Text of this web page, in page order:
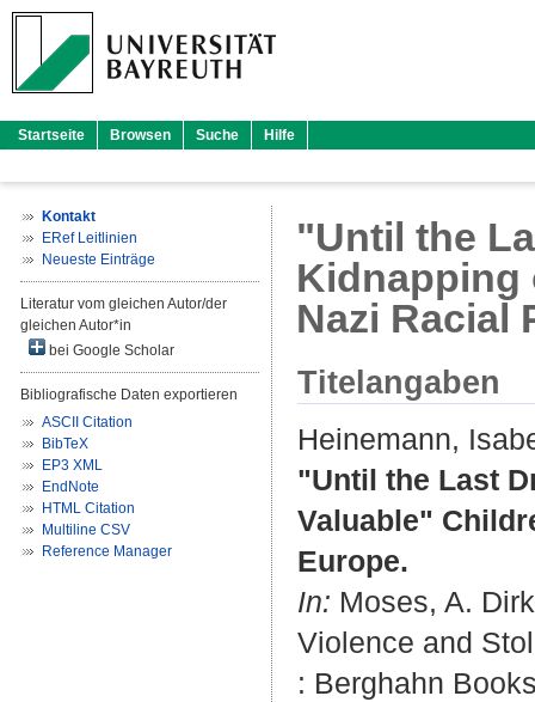
Startseite Browsen Suche Hilfe
Kontakt
ERef Leitlinien
Neueste Einträge
Literatur vom gleichen Autor/der
gleichen Autor*in
bei Google Scholar
Bibliografische Daten exportieren
ASCII Citation
BibTeX
EP3 XML
EndNote
HTML Citation
Multiline CSV
Reference Manager
"Until the
Kidnapping
Nazi Racial
Titelangaben
Heinemann,
"Until the Last
Valuable"
Europe.
In: Moses, A. Dirk
Violence and
: Berghahn